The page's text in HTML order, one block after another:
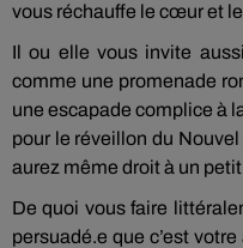
vous réchauffe le cœur et
Il ou elle vous invite
comme une promenade
une escapade complice à
pour le réveillon du
aurez même droit à un
De quoi vous faire
persuadé.e que c’est